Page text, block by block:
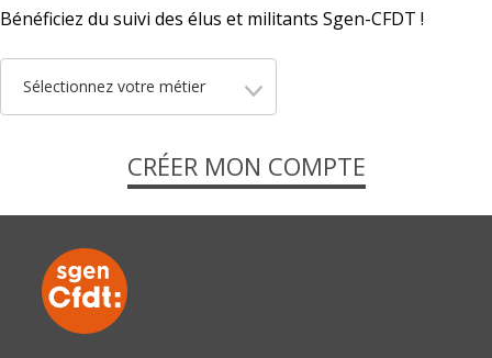
Bénéficiez du suivi des élus et militants Sgen-CFDT !
Sélectionnez votre métier
CRÉER MON COMPTE